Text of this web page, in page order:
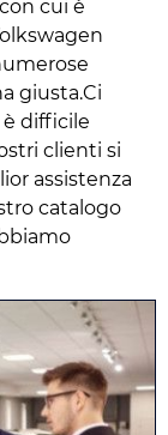
cui è
giusta.Ci
difficile
clienti si
assistenza
catalogo